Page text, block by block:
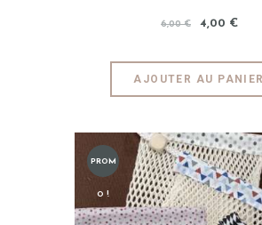
6,00 € 4,00 €
AJOUTER AU PANIER
PROM
O !